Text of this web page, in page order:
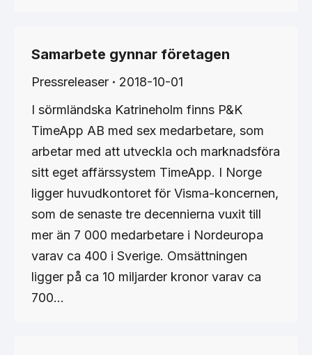
Samarbete gynnar företagen
Pressreleaser
2018-10-01
I sörmländska Katrineholm finns P&K
TimeApp AB med sex medarbetare, som
arbetar med att utveckla och marknadsföra
sitt eget affärssystem TimeApp. I Norge
ligger huvudkontoret för Visma-koncernen,
som de senaste tre decennierna vuxit till
mer än 7 000 medarbetare i Nordeuropa
varav ca 400 i Sverige. Omsättningen
ligger på ca 10 miljarder kronor varav ca
700…